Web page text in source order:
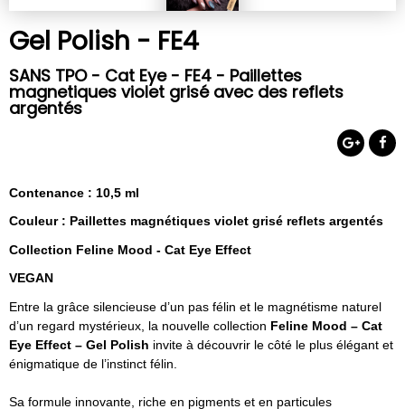
Gel Polish - FE4
SANS TPO - Cat Eye - FE4 - Paillettes
magnetiques violet grisé avec des reflets
argentés
Contenance : 10,5 ml
Couleur : Paillettes magnétiques violet grisé reflets argentés
Collection Feline Mood - Cat Eye Effect
VEGAN
Entre la grâce silencieuse d’un pas félin et le magnétisme naturel
d’un regard mystérieux, la nouvelle collection Feline Mood – Cat
Eye Effect – Gel Polish invite à découvrir le côté le plus élégant et
énigmatique de l’instinct félin.
Sa formule innovante, riche en pigments et en particules